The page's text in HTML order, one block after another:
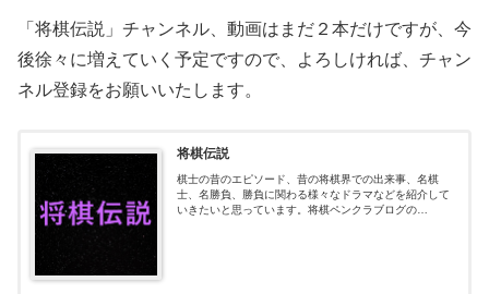
「将棋伝説」チャンネル、動画はまだ２本だけですが、今
後徐々に増えていく予定ですので、よろしければ、チャン
ネル登録をお願いいたします。
将棋伝説
棋士の昔のエピソード、昔の将棋界での出来事、名棋
士、名勝負、勝負に関わる様々なドラマなどを紹介して
いきたいと思っています。将棋ペンクラブログの